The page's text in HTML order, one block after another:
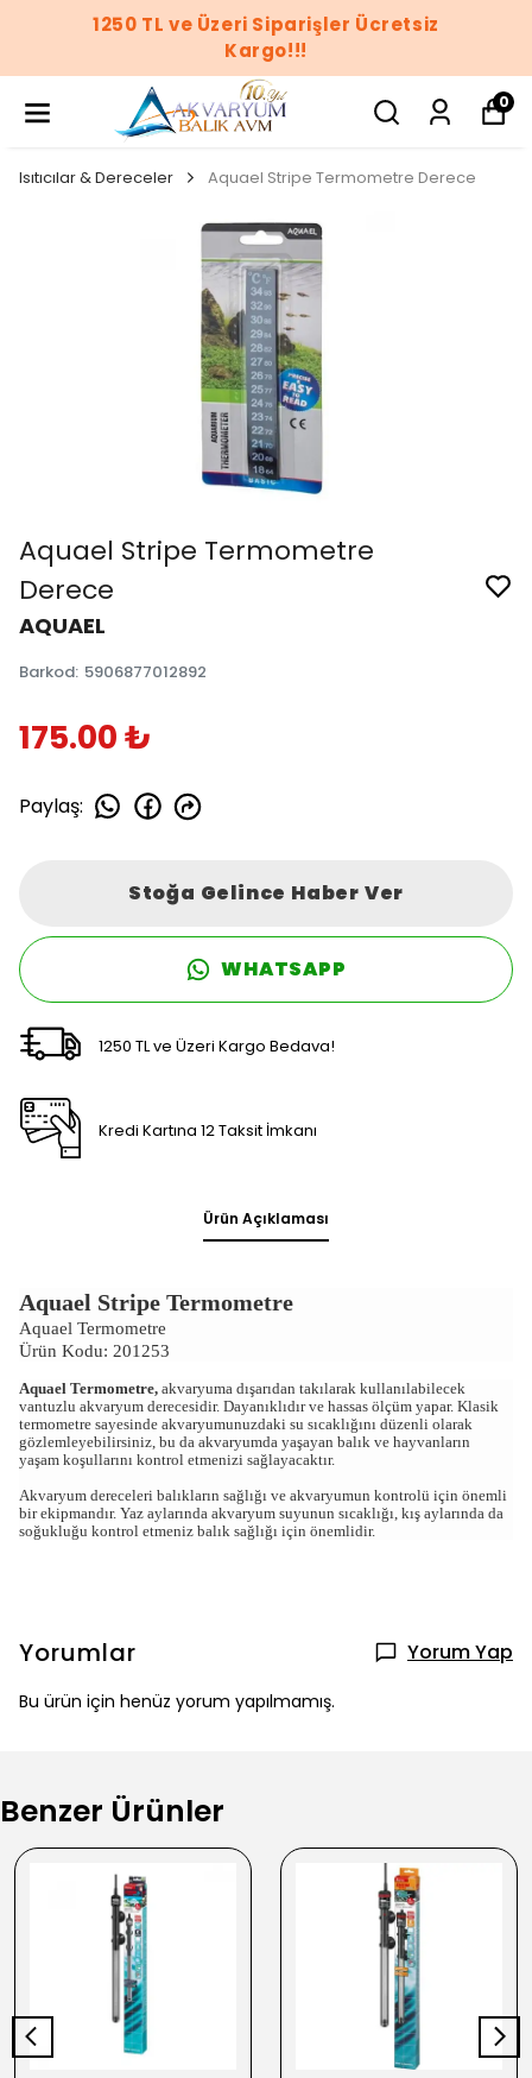
1250 TL ve Üzeri Siparişler Ücretsiz
Kargo!!!
0
Isıtıcılar & Dereceler Aquael Stripe Termometre Derece
Aquael Stripe Termometre
Derece
AQUAEL
Barkod: 5906877012892
175.00 ₺
Paylaş:
Stoğa Gelince Haber Ver
WHATSAPP
1250 TL ve Üzeri Kargo Bedava!
Kredi Kartına 12 Taksit İmkanı
Ürün Açıklaması
Aquael Stripe Termometre
Aquael Termometre
Ürün Kodu: 201253
Aquael Termometre, akvaryuma dışarıdan takılarak kullanılabilecek
vantuzlu akvaryum derecesidir. Dayanıklıdır ve hassas ölçüm yapar. Klasik
termometre sayesinde akvaryumunuzdaki su sıcaklığını düzenli olarak
gözlemleyebilirsiniz, bu da akvaryumda yaşayan balık ve hayvanların
yaşam koşullarını kontrol etmenizi sağlayacaktır.
Akvaryum dereceleri balıkların sağlığı ve akvaryumun kontrolü için önemli
bir ekipmandır. Yaz aylarında akvaryum suyunun sıcaklığı, kış aylarında da
soğukluğu kontrol etmeniz balık sağlığı için önemlidir.
Yorumlar Yorum Yap
Bu ürün için henüz yorum yapılmamış.
Benzer Ürünler